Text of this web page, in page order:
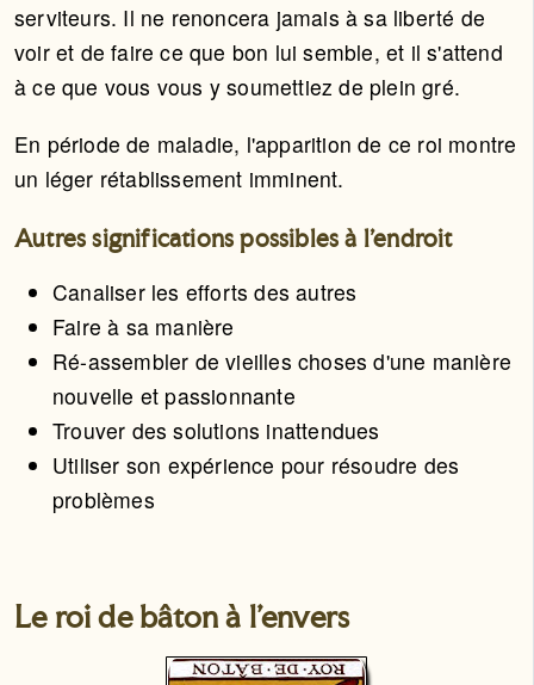
serviteurs. Il ne renoncera jamais à sa liberté de
voir et de faire ce que bon lui semble, et il s'attend
à ce que vous vous y soumettiez de plein gré.
En période de maladie, l'apparition de ce roi montre
un léger rétablissement imminent.
Autres significations possibles à l'endroit
Canaliser les efforts des autres
Faire à sa manière
Ré-assembler de vieilles choses d'une manière
nouvelle et passionnante
Trouver des solutions inattendues
Utiliser son expérience pour résoudre des
problèmes
Le roi de bâton à l'envers